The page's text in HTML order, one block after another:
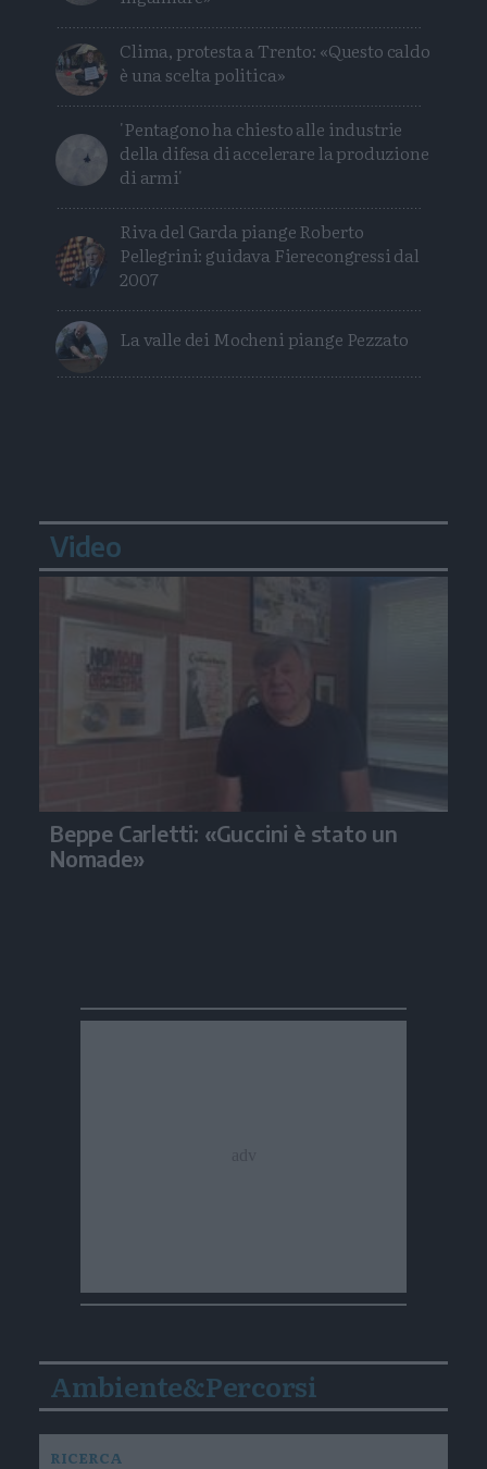
Clima, protesta a Trento: «Questo caldo
è una scelta politica»
'Pentagono ha chiesto alle industrie
della difesa di accelerare la produzione
di armi'
Riva del Garda piange Roberto
Pellegrini: guidava Fierecongressi dal
2007
La valle dei Mocheni piange Pezzato
Video
Beppe Carletti: «Guccini è stato un
Nomade»
Ambiente&Percorsi
RICERCA